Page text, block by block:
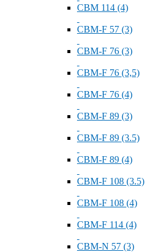
СВМ 114 (4)
СВМ-F 57 (3)
СВМ-F 76 (3)
СВМ-F 76 (3,5)
СВМ-F 76 (4)
СВМ-F 89 (3)
СВМ-F 89 (3.5)
СВМ-F 89 (4)
СВМ-F 108 (3.5)
СВМ-F 108 (4)
СВМ-F 114 (4)
СВМ-N 57 (3)